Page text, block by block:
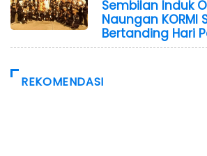
Sembilan Induk
Naungan KORMI
Bertanding Hari
REKOMENDASI